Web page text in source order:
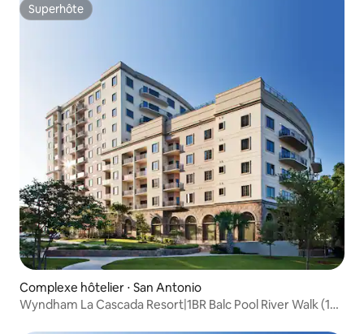
Superhôte
Superhôte
Complexe hôtelier ⋅ San Antonio
Wyndham La Cascada Resort|1BR Balc Pool River Walk (1